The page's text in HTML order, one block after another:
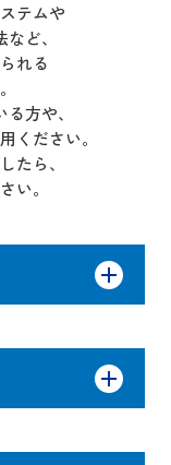
テムや
ど、
れる
方や、
ください。
たら、
い。